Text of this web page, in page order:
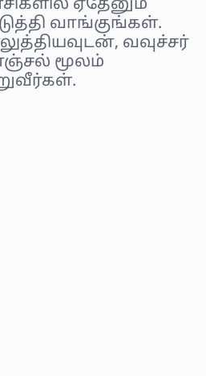
ஏதேனும்
வாங்குங்கள்.
வவுச்சர்
மூலம்